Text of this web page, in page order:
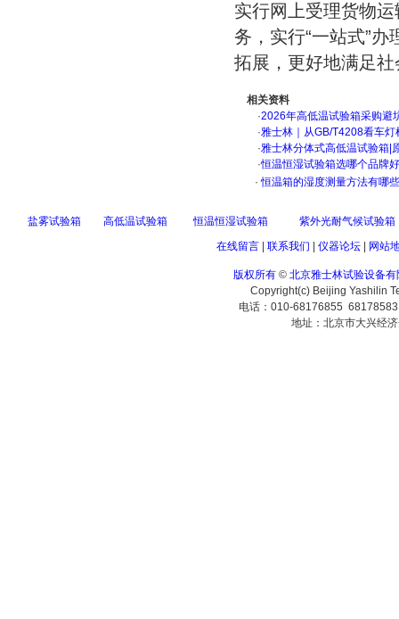
实行网上受理货物
务，实行“一站式”办
拓展，更好地满足
相关资料
·2026年高低温试验箱采购
·雅士林｜从GB/T4208看车
·雅士林分体式高低温试验箱|
·恒温恒湿试验箱选哪个品牌
· 恒温箱的湿度测量方法有哪些
盐雾试验箱 高低温试验箱 恒温恒湿试验箱
紫外光耐气候试验箱
在线留言| 联系我们 仪器论坛| 网站
版权所有 © 北京雅士林试验设备有
Copyright(c) Beijing Yashilin
电话：010-68176855
地址：北京市大兴经